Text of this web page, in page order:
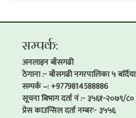
सम्पर्क:
अनलाइन बाँसगढी
ठेगाना :- बाँसगढी नगरपालिका ५ बर्दिया
सम्पर्क –: +9779814588886
सूचना बिभाग दर्ता नं :- ३५६१-२०७९/८०
प्रेस काउन्सिल दर्ता नम्बरः- ३५५६